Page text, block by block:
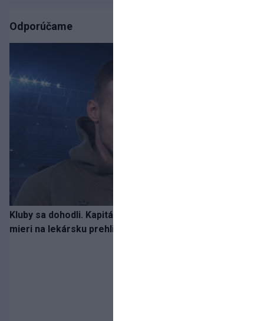
Odporúčame
Kluby sa dohodli. Kapitán Sparty Praha Lukáš Haraslín
mieri na lekársku prehliadku